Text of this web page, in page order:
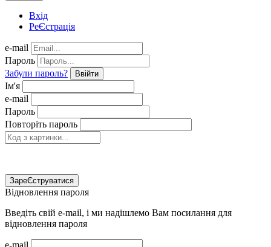
Вхід
РеЄстрація
e-mail
Пароль
Забули пароль?
Ввійти
Ім'я
e-mail
Пароль
Повторіть пароль
ЗареЄструватися
Відновлення пароля
Введіть свій e-mail, і ми надішлемо Вам посилання для
відновлення пароля
e-mail